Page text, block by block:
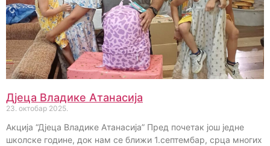
Дјеца Владике Атанасија
23. октобар 2025.
Акција “Дјеца Владике Атанасија” Пред почетак још једне
школске године, док нам се ближи 1.септембар, срца многих